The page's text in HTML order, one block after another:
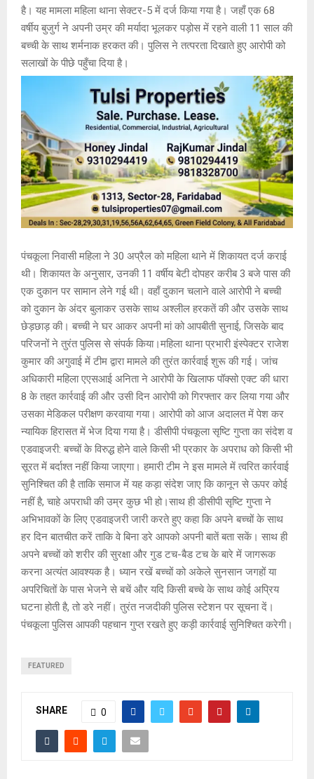
है। यह मामला महिला थाना सेक्टर-5 में दर्ज किया गया है। जहाँ एक 68
वर्षीय बुजुर्ग ने अपनी उम्र की मर्यादा भूलकर पड़ोस में रहने वाली 11 साल की
बच्ची के साथ शर्मनाक हरकत की। पुलिस ने तत्परता दिखाते हुए आरोपी को
सलाखों के पीछे पहुँचा दिया है।
पंचकूला निवासी महिला ने 30 अप्रैल को महिला थाने में शिकायत दर्ज कराई
थी। शिकायत के अनुसार, उनकी 11 वर्षीय बेटी दोपहर करीब 3 बजे पास की
एक दुकान पर सामान लेने गई थी। वहाँ दुकान चलाने वाले आरोपी ने बच्ची
को दुकान के अंदर बुलाकर उसके साथ अश्लील हरकतें की और उसके साथ
छेड़छाड़ की। बच्ची ने घर आकर अपनी मां को आपबीती सुनाई, जिसके बाद
परिजनों ने तुरंत पुलिस से संपर्क किया।महिला थाना प्रभारी इंस्पेक्टर राजेश
कुमार की अगुवाई में टीम द्वारा मामले की तुरंत कार्रवाई शुरू की गई। जांच
अधिकारी महिला एएसआई अनिता ने आरोपी के खिलाफ पॉक्सो एक्ट की धारा
8 के तहत कार्रवाई की और उसी दिन आरोपी को गिरफ्तार कर लिया गया और
उसका मेडिकल परीक्षण करवाया गया। आरोपी को आज अदालत में पेश कर
न्यायिक हिरासत में भेज दिया गया है। डीसीपी पंचकूला सृष्टि गुप्ता का संदेश व
एडवाइजरी: बच्चों के विरुद्ध होने वाले किसी भी प्रकार के अपराध को किसी भी
सूरत में बर्दाश्त नहीं किया जाएगा। हमारी टीम ने इस मामले में त्वरित कार्रवाई
सुनिश्चित की है ताकि समाज में यह कड़ा संदेश जाए कि कानून से ऊपर कोई
नहीं है, चाहे अपराधी की उम्र कुछ भी हो।साथ ही डीसीपी सृष्टि गुप्ता ने
अभिभावकों के लिए एडवाइजरी जारी करते हुए कहा कि अपने बच्चों के साथ
हर दिन बातचीत करें ताकि वे बिना डरे आपको अपनी बातें बता सकें। साथ ही
अपने बच्चों को शरीर की सुरक्षा और गुड टच-बैड टच के बारे में जागरूक
करना अत्यंत आवश्यक है। ध्यान रखें बच्चों को अकेले सुनसान जगहों या
अपरिचितों के पास भेजने से बचें और यदि किसी बच्चे के साथ कोई अप्रिय
घटना होती है, तो डरे नहीं। तुरंत नजदीकी पुलिस स्टेशन पर सूचना दें।
पंचकूला पुलिस आपकी पहचान गुप्त रखते हुए कड़ी कार्रवाई सुनिश्चित करेगी।
FEATURED
SHARE 0